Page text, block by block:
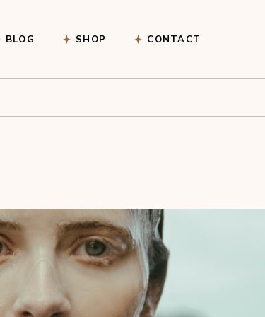
BLOG SHOP CONTACT
Winkelwagen